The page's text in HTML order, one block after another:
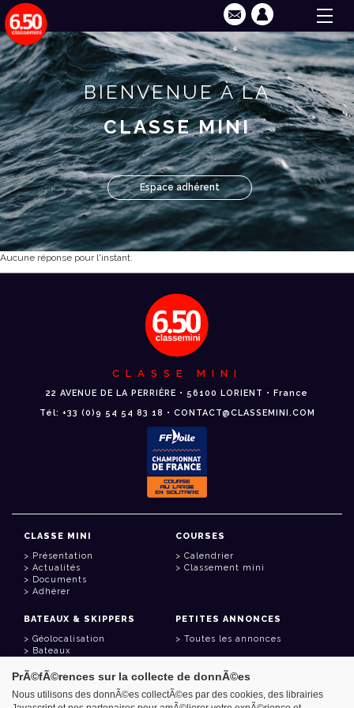
BIENVENUE À LA
CLASSE MINI
Espace adhérent
Aucune réponse pour l'instant.
CLASSE MINI
22 AVENUE DE LA PERRIÈRE • 56100 LORIENT • France
Tél: +33 (0)9 54 54 83 18 • CONTACT@CLASSEMINI.COM
CLASSE MINI
Présentation
Actualités
Documents
Adhérer
COURSES
Calendrier
Classement mini
BATEAUX & SKIPPERS
Géolocalisation
Bateaux
PETITES ANNONCES
Toutes les annonces
LIENS UTILES
PrÃ©fÃ©rences sur la collecte de donnÃ©es
Nous utilisons des donnÃ©es collectÃ©es par des cookies, des librairies